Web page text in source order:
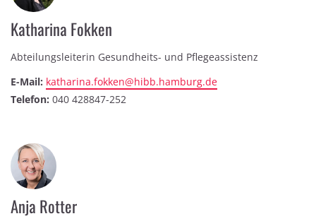
Katharina Fokken
Abteilungsleiterin Gesundheits- und Pflegeassistenz
E-Mail: katharina.fokken@hibb.hamburg.de
Telefon: 040 428847-252
Anja Rotter